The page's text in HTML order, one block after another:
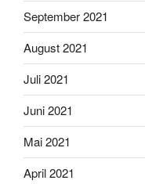
September 2021
August 2021
Juli 2021
Juni 2021
Mai 2021
April 2021